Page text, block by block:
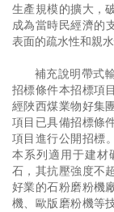
生產規模的擴大，
成為當時民經濟的
表面的疏水性和親
補充說明帶式
招標條件本招標項
經陜西煤業物好集
項目已具備招標條
項目進行公開招標
本系列適用于建材
石，其抗壓強度不
好業的石粉磨粉機
機、歐版磨粉機等